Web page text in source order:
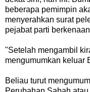
beberapa pemimpin
menyerahkan surat
pejabat parti
"Setelah mengambil
mengumumkan keluar
Beliau turut